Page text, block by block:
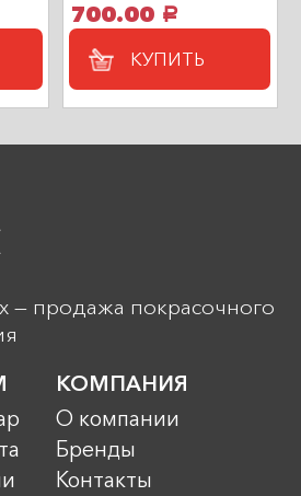
700.00 a
КУПИТЬ
— продажа покрасочного
КОМПАНИЯ
О компании
Бренды
Контакты